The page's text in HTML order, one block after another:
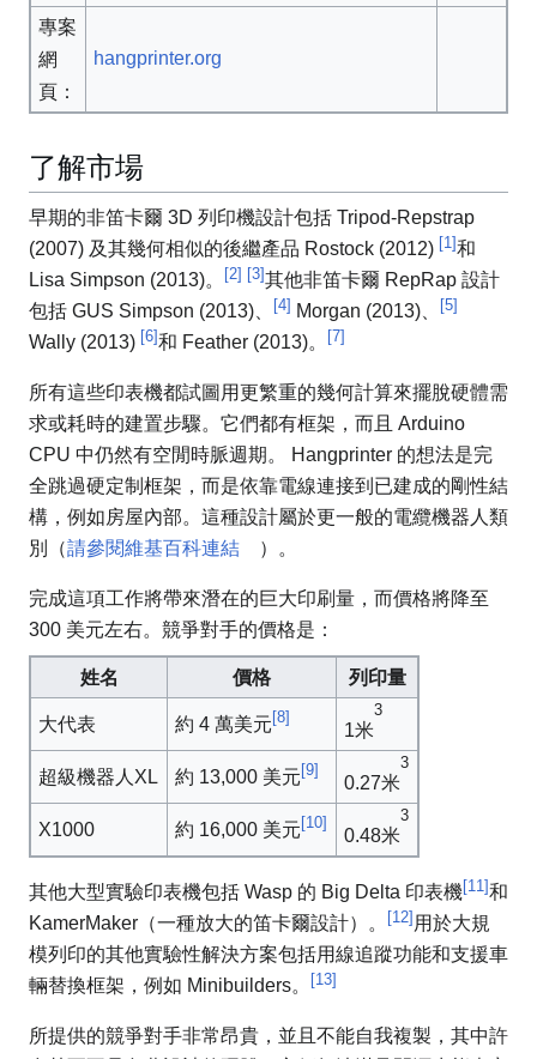
專案
網
頁：
hangprinter.org
了解市場
早期的非笛卡爾 3D 列印機設計包括 Tripod-Repstrap
(2007) 及其幾何相似的後繼產品 Rostock (2012) [1]和
Lisa Simpson (2013)。
[2] [3]其他非笛卡爾 RepRap 設計
包括 GUS Simpson (2013)、
[4] Morgan (2013)、 [5]
Wally (2013) [6]和 Feather (2013)。 [7]
所有這些印表機都試圖用更繁重的幾何計算來擺脫硬體需
求或耗時的建置步驟。它們都有框架，而且 Arduino
CPU 中仍然有空閒時脈週期。 Hangprinter 的想法是完
全跳過硬定制框架，而是依靠電線連接到已建成的剛性結
構，例如房屋內部。這種設計屬於更一般的電纜機器人類
別（請參閱維基百科連結 ）。
完成這項工作將帶來潛在的巨大印刷量，而價格將降至
300 美元左右。競爭對手的價格是：
姓名 價格 列印量
大代表 約 4 萬美元[8]
1米
3
超級機器人XL 約 13,000 美元[9]
0.27米
3
X1000 約 16,000 美元[10]
0.48米
3
其他大型實驗印表機包括 Wasp 的 Big Delta 印表機[11]和
KamerMaker（一種放大的笛卡爾設計）。
[12] 用於大規
模列印的其他實驗性解決方案包括用線追蹤功能和支援車
輛​​替換框架，例如 Minibuilders。
[13]
所提供的競爭對手非常昂貴，並且不能自我複製，其中許